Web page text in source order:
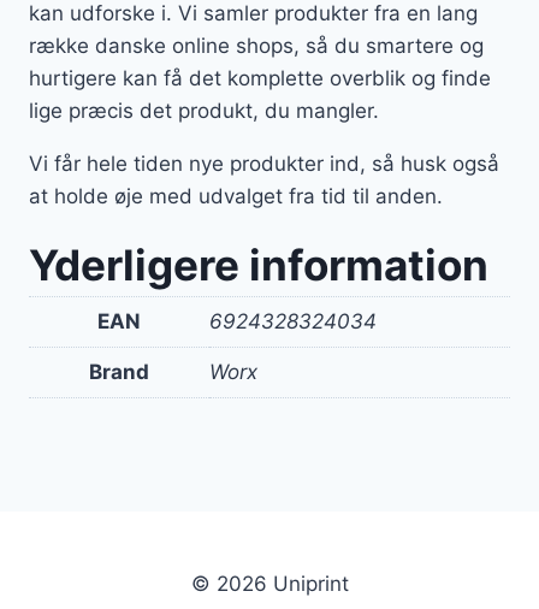
kan udforske i. Vi samler produkter fra en lang
række danske online shops, så du smartere og
hurtigere kan få det komplette overblik og finde
lige præcis det produkt, du mangler.
Vi får hele tiden nye produkter ind, så husk også
at holde øje med udvalget fra tid til anden.
Yderligere information
EAN 6924328324034
Brand Worx
© 2026 Uniprint